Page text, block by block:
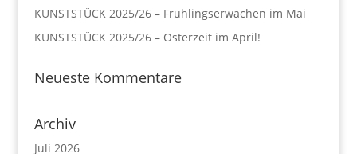
KUNSTSTÜCK 2025/26 – Frühlingserwachen im Mai
KUNSTSTÜCK 2025/26 – Osterzeit im April!
Neueste Kommentare
Archiv
Juli 2026